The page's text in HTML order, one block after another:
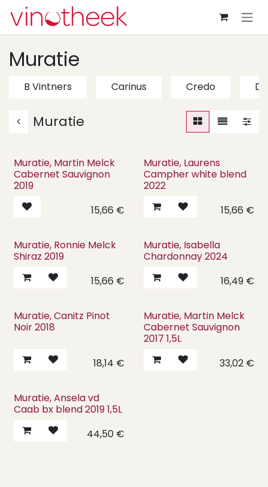
Overslaan naar inhoud
Muratie
B Vintners Carinus Credo
Muratie
Muratie, Martin Melck
Cabernet Sauvignon
2019
15,66 €
Muratie, Laurens
Campher white blend
2022
15,66 €
Muratie, Ronnie Melck
Shiraz 2019
15,66 €
Muratie, Isabella
Chardonnay 2024
16,49€
Muratie, Canitz Pinot
Noir 2018
18,14 €
Muratie, Martin Melck
Cabernet Sauvignon
2017 1,5L
33,02€
Muratie, Ansela vd
Caab bx blend 2019 1,5L
44,50€